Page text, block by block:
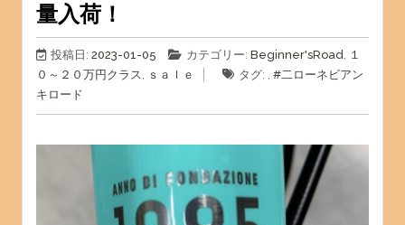
量入荷！
投稿日: 2023-01-05 カテゴリー: Beginner'sRoad, １
０～２０万円クラス, ｓａｌｅ タグ: , #二ローネ ビアン
キ ロード